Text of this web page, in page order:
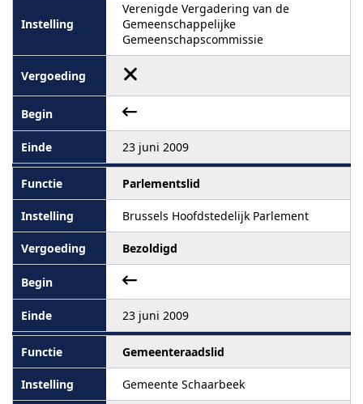
Verenigde Vergadering van de
Gemeenschappelijke
Gemeenschapscommissie
23 juni 2009
Parlementslid
Brussels Hoofdstedelijk Parlement
Bezoldigd
23 juni 2009
Gemeenteraadslid
Gemeente Schaarbeek